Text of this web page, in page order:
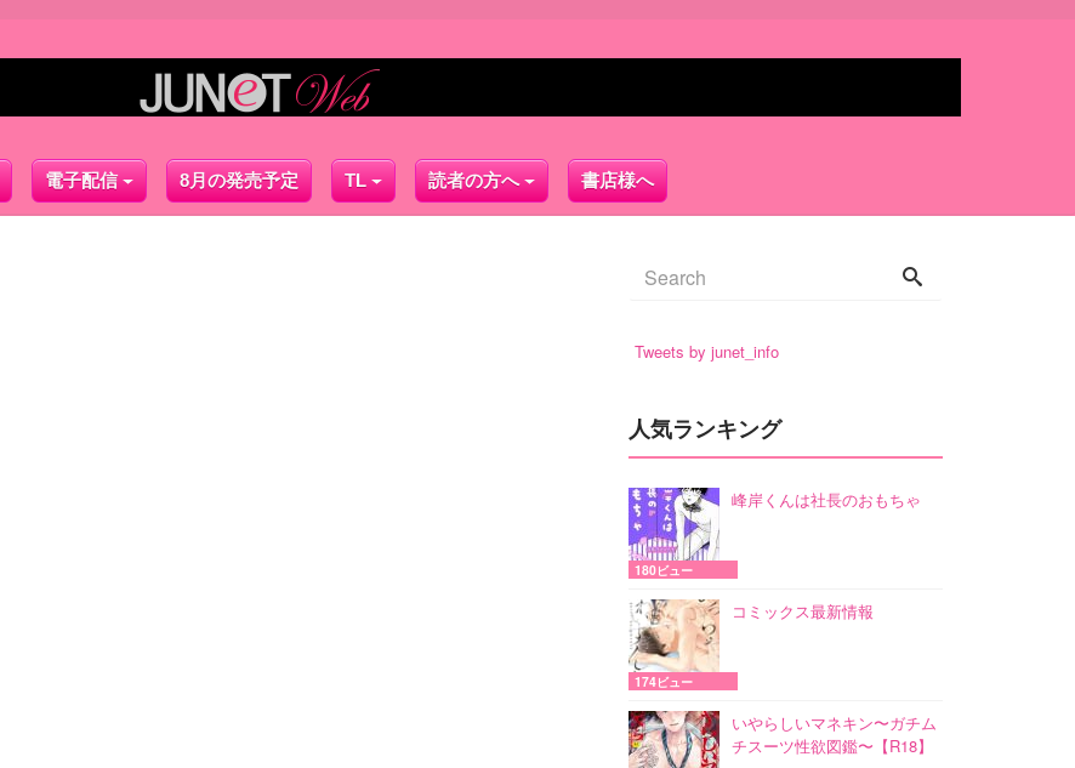
電子配信 8月の発売予定 TL 読者の方へ 書店様へ
Tweets by junet_info
人気ランキング
峰岸くんは社長のおもちゃ
180ビュー
コミックス最新情報
174ビュー
いやらしいマネキン〜ガチム
チスーツ性欲図鑑〜【R18】